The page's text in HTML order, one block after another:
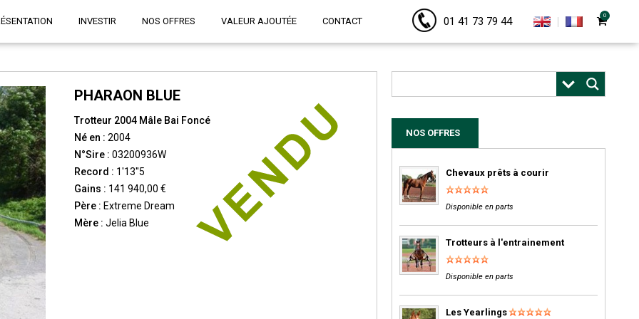
INVESTIR NOS OFFRES VALEUR AJOUTÉE CONTACT 01 41 73 79 44 0
PHARAON BLUE
Trotteur 2004 Mâle Bai Foncé
Né en : 2004
N°Sire : 03200936W
Record : 1'13''5
Gains : 141 940,00 €
Père : Extreme Dream
Mère : Jelia Blue
NOS OFFRES
Chevaux prêts à courir
Disponible en parts
Trotteurs à l'entrainement
Disponible en parts
Les Yearlings